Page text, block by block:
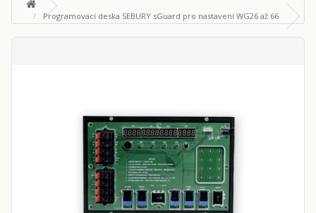
Programovací deska SEBURY sGuard pro nastavení WG26 až 66